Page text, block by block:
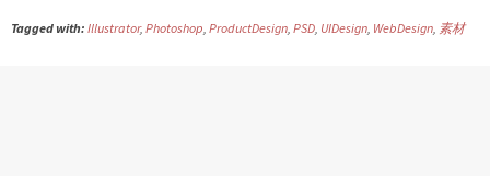
Tagged with: Illustrator, Photoshop, ProductDesign, PSD, UIDesign, WebDesign, 素材